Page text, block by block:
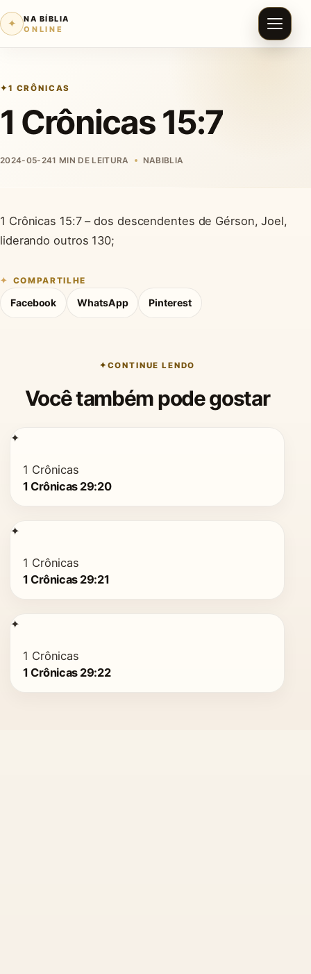
✦
NA BÍBLIA
ONLINE
1 CRÔNICAS
1 Crônicas 15:7
2024-05-241 MIN DE LEITURA NABIBLIA
1 Crônicas 15:7 – dos descendentes de Gérson, Joel,
liderando outros 130;
COMPARTILHE
Facebook WhatsApp Pinterest
CONTINUE LENDO
Você também pode gostar
✦
1 Crônicas
1 Crônicas 29:20
✦
1 Crônicas
1 Crônicas 29:21
✦
1 Crônicas
1 Crônicas 29:22